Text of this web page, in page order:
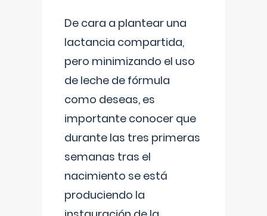
De cara a plantear una
lactancia compartida,
pero minimizando el uso
de leche de fórmula
como deseas, es
importante conocer que
durante las tres primeras
semanas tras el
nacimiento se está
produciendo la